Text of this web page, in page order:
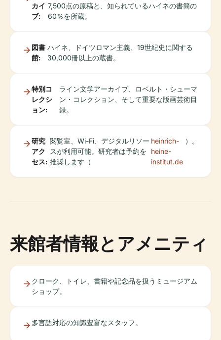
カイ
ブ:
7,500点の原稿と、知られているハイネの書簡の
60％を所蔵。
図書
館:
ハイネ、ドイツロマン主義、19世紀史に関する
30,000冊以上の蔵書。
特別コ
レクシ
ョン:
ライン文学アーカイブ、ロベルト・シューマ
ン・コレクション、そして重要な版画芸術目
録。
研究
アク
セス:
閲覧室、Wi-Fi、デジタルリソー
スが利用可能。研究者は予約を
推奨します（
heinrich-
heine-
institut.de
）。
来館者情報とアメニティ
クローク、トイレ、書籍や記念品を扱うミュージアム
ショップ。
多言語対応の知識豊富なスタッフ。